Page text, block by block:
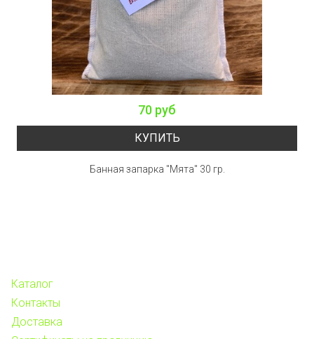
70 руб
КУПИТЬ
Банная запарка "Мята" 30 гр.
Каталог
Контакты
Доставка